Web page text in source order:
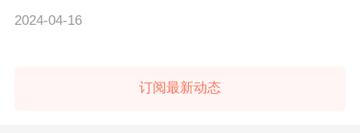
2024-04-16
订阅最新动态